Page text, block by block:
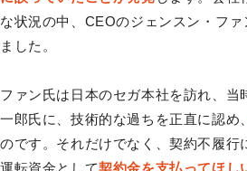
な状況の中、CEOのジェンスン・フ
ました。
ファン氏は日本のセガ本社を訪れ、当
一郎氏に、技術的な過ちを正直に認め、
のです。それだけでなく、契約不履行